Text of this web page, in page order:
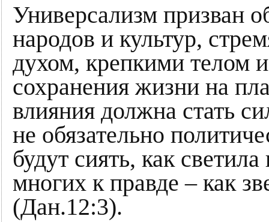
Универсализм призван
народов и культур,
духом, крепкими телом
сохранения жизни на
влияния должна стать
не обязательно
будут сиять, как
многих к правде – как
(Дан.12:3).